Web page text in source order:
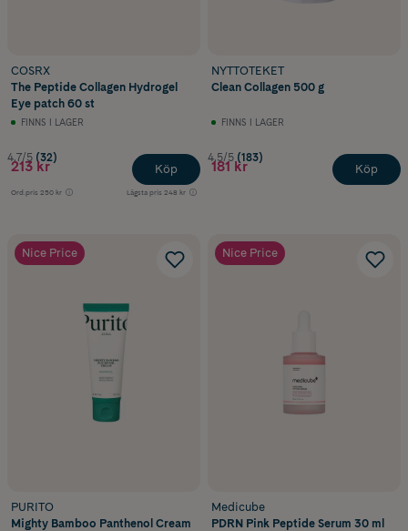
COSRX
The Peptide Collagen Hydrogel
Eye patch 60 st
FINNS I LAGER
4.7/5 (32)
213 kr
Ord.pris 250 kr Lägsta pris 248 kr
Köp
NYTTOTEKET
Clean Collagen 500 g
FINNS I LAGER
4.5/5 (183)
181 kr Köp
Nice Price
PURITO
Mighty Bamboo Panthenol Cream
Nice Price
Medicube
PDRN Pink Peptide Serum 30 ml